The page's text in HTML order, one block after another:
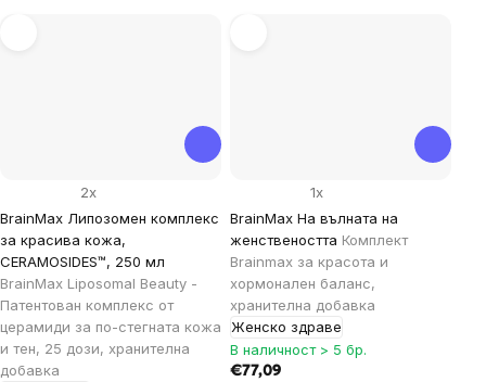
BrainMax Липозомен комплекс
за красива кожа,
CERAMOSIDES™, 250 мл
BrainMax Liposomal Beauty -
Патентован комплекс от
церамиди за по-стегната кожа
и тен, 25 дози, хранителна
добавка
2x
BrainMax На вълната на
женствеността Комплект
Brainmax за красота и
хормонален баланс,
хранителна добавка
Женско здраве
1x
В наличност > 5 бр.
€77,09